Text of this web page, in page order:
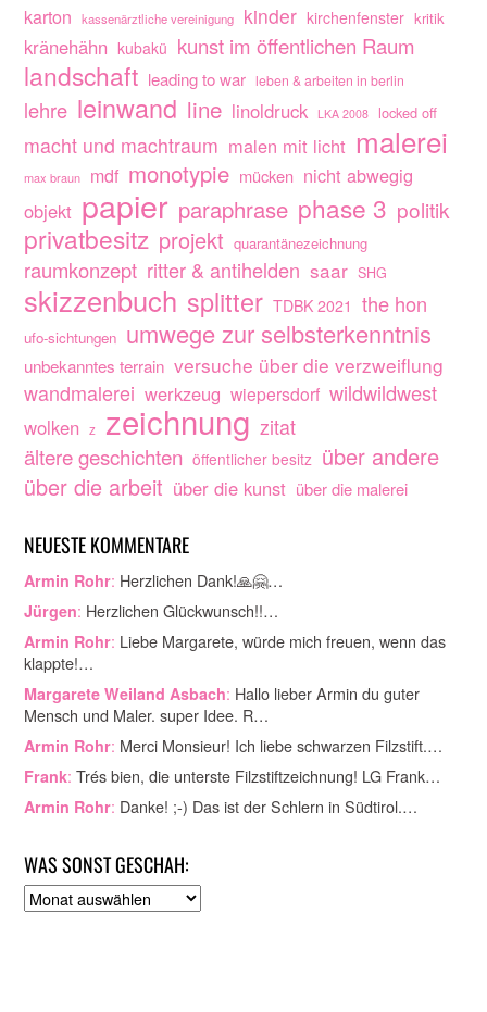
karton kassenärztliche vereinigung kinder kirchenfenster kritik
kränehähn kubakü kunst im öffentlichen Raum
landschaft leading to war leben & arbeiten in berlin
lehre leinwand line linoldruck LKA 2008 locked off
macht und machtraum malen mit licht malerei
max braun mdf monotypie mücken nicht abwegig
objekt papier paraphrase phase 3 politik
privatbesitz projekt quarantänezeichnung
raumkonzept ritter & antihelden saar SHG
skizzenbuch splitter TDBK 2021 the hon
ufo-sichtungen umwege zur selbsterkenntnis
unbekanntes terrain versuche über die verzweiflung
wandmalerei werkzeug wiepersdorf wildwildwest
wolken z zeichnung zitat
ältere geschichten öffentlicher besitz über andere
über die arbeit über die kunst über die malerei
NEUESTE KOMMENTARE
Armin Rohr: Herzlichen Dank!🙏🤗…
Jürgen: Herzlichen Glückwunsch!!…
Armin Rohr: Liebe Margarete, würde mich freuen, wenn das
klappte!…
Margarete Weiland Asbach: Hallo lieber Armin du guter
Mensch und Maler. super Idee. R…
Armin Rohr: Merci Monsieur! Ich liebe schwarzen Filzstift.…
Frank: Trés bien, die unterste Filzstiftzeichnung! LG Frank…
Armin Rohr: Danke! ;-) Das ist der Schlern in Südtirol.…
WAS SONST GESCHAH:
A